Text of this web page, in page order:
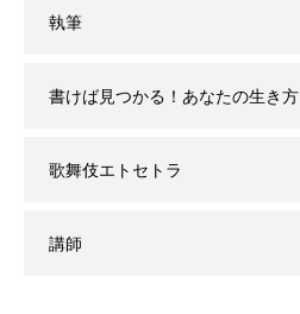
執筆
書けば見つかる！あなたの生き方
歌舞伎エトセトラ
講師